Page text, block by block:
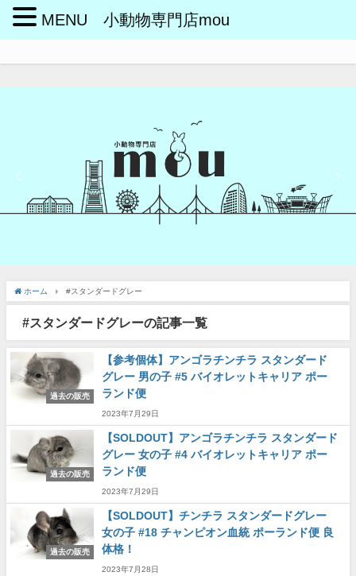
ホーム #スタンダードグレー
#スタンダードグレーの記事一覧
過去の販売
【参考個体】アンゴラチンチラ スタンダード
グレー 男の子 #5 バイオレットキャリア ポー
ランド便
2023年7月29日
過去の販売
【SOLDOUT】アンゴラチンチラ スタンダード
グレー 女の子 #4 バイオレットキャリア ポー
ランド便
2023年7月29日
過去の販売
【SOLDOUT】チンチラ スタンダードグレー
女の子 #18 チャンピオン血統 ポーランド便 良
体格！
2023年7月28日
MENU 小動物専門店mou